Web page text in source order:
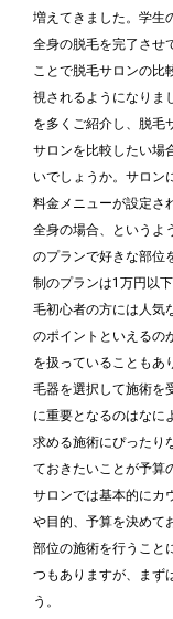
増えてきました。学生
全身の脱毛を完了させ
ことで脱毛サロンの比
視されるようになりま
を多くご紹介し、脱毛
サロンを比較したい場
いでしょうか。サロン
料金メニューが設定さ
全身の場合、というよ
のプランで好きな部位
制のプランは1万円以
毛初心者の方には人気
のポイントといえるの
を扱っていることもあ
毛器を選択して施術を
に重要となるのはなに
求める施術にぴったり
ておきたいことが予算
サロンでは基本的にカ
や目的、予算を決めて
部位の施術を行うこと
つもありますが、まず
う。